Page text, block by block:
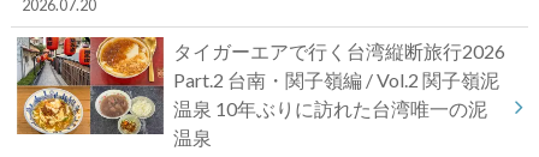
2026.07.20
タイガーエアで行く台湾縦断旅行2026
Part.2 台南・関子嶺編 / Vol.2 関子嶺泥
温泉 10年ぶりに訪れた台湾唯一の泥
温泉